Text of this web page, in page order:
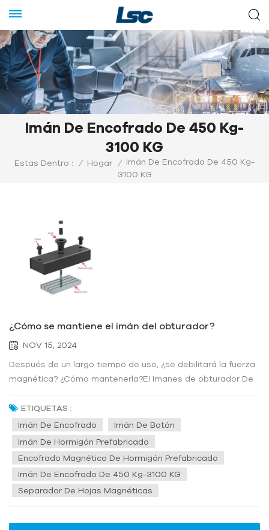
Imán De Encofrado De 450 Kg-
3100 KG
Estas Dentro : / Hogar /
Imán De Encofrado De 450 Kg-
3100 KG
¿Cómo se mantiene el imán del obturador?
NOV 15, 2024
Después de un largo tiempo de uso, ¿se debilitará la fuerza
magnética? ¿Cómo mantenerla?El Imanes de obturador De
hecho, pueden debilitar su fuerza magnética después de un
uso prolongado, principalmente debido a los siguientes
factores:1. Efecto de la alta temperatura: la resistencia a la
temp...
ETIQUETAS :
Imán De Encofrado
Imán De Botón
Imán De Hormigón Prefabricado
Encofrado Magnético De Hormigón Prefabricado
Imán De Encofrado De 450 Kg-3100 KG
Separador De Hojas Magnéticas